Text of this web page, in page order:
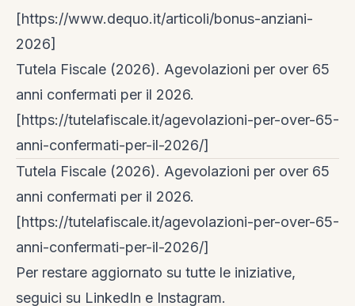
[https://www.dequo.it/articoli/bonus-anziani-
2026]
Tutela Fiscale (2026). Agevolazioni per over 65
anni confermati per il 2026.
[https://tutelafiscale.it/agevolazioni-per-over-65-
anni-confermati-per-il-2026/]
Tutela Fiscale (2026). Agevolazioni per over 65
anni confermati per il 2026.
[https://tutelafiscale.it/agevolazioni-per-over-65-
anni-confermati-per-il-2026/]
Per restare aggiornato su tutte le iniziative,
seguici su LinkedIn e Instagram.